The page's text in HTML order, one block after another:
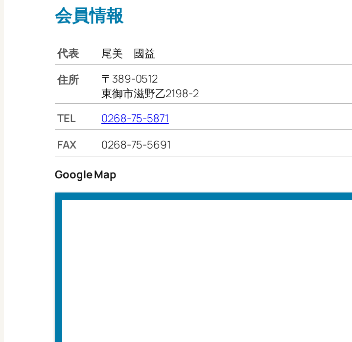
会員情報
代表
尾美 國益
住所
〒389-0512
東御市滋野乙2198-2
TEL
0268-75-5871
FAX
0268-75-5691
Google Map